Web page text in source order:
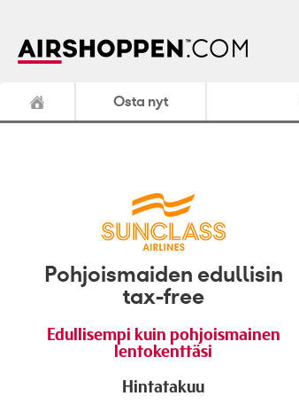
Osta nyt
Pohjoismaiden edullisin
tax-free
Edullisempi kuin pohjoismainen
lentokenttäsi
Hintatakuu